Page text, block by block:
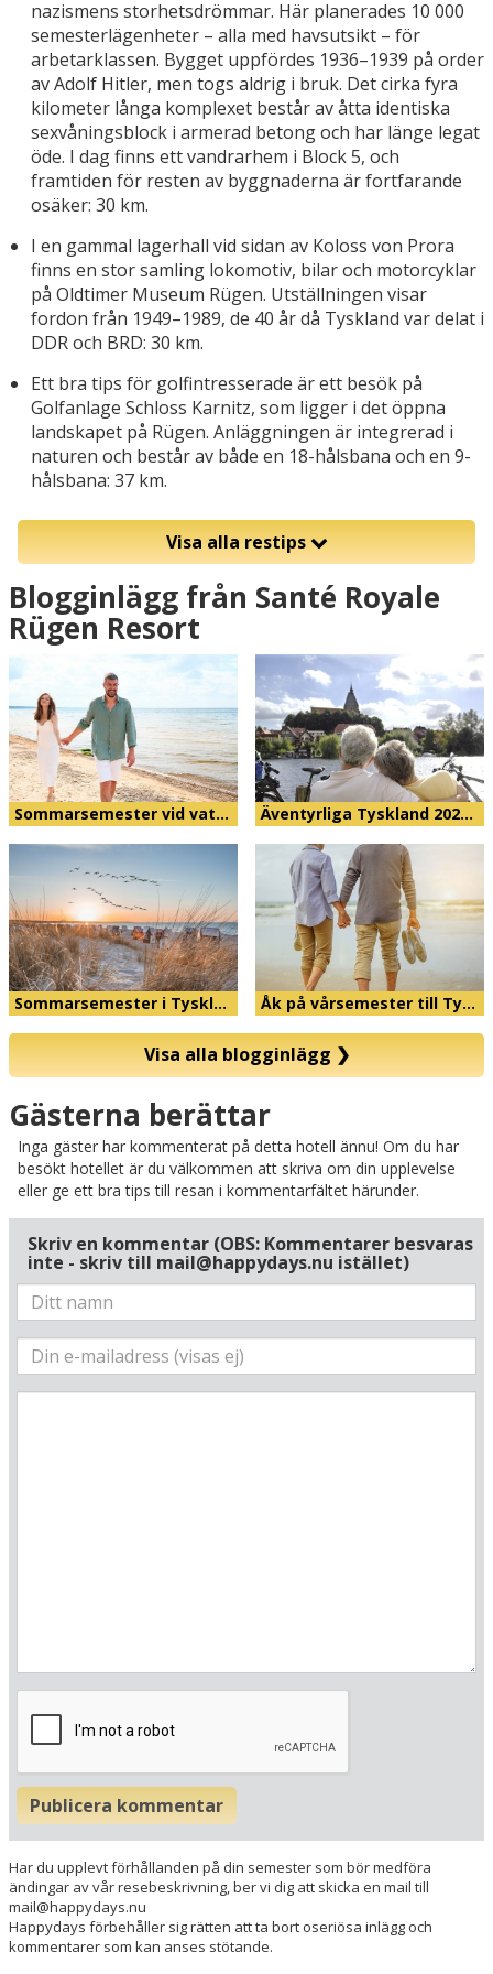
nazismens storhetsdrömmar. Här planerades 10 000
semesterlägenheter – alla med havsutsikt – för
arbetarklassen. Bygget uppfördes 1936–1939 på order
av Adolf Hitler, men togs aldrig i bruk. Det cirka fyra
kilometer långa komplexet består av åtta identiska
sexvåningsblock i armerad betong och har länge legat
öde. I dag finns ett vandrarhem i Block 5, och
framtiden för resten av byggnaderna är fortfarande
osäker: 30 km.
I en gammal lagerhall vid sidan av Koloss von Prora
finns en stor samling lokomotiv, bilar och motorcyklar
på Oldtimer Museum Rügen. Utställningen visar
fordon från 1949–1989, de 40 år då Tyskland var delat i
DDR och BRD: 30 km.
Ett bra tips för golfintresserade är ett besök på
Golfanlage Schloss Karnitz, som ligger i det öppna
landskapet på Rügen. Anläggningen är integrerad i
naturen och består av både en 18-hålsbana och en 9-
hålsbana: 37 km.
Visa alla restips
Blogginlägg från Santé Royale
Rügen Resort
Sommarsemester vid vat… Äventyrliga Tyskland 202…
Sommarsemester i Tyskl… Åk på vårsemester till Ty…
Visa alla blogginlägg❯
Karta
Visa alla Happydays hotell i Tyskland
Flygplatser
Museer
Radie runt hotellet:
Hitta vägen till hotellet
Gästerna berättar
Inga gäster har kommenterat på detta hotell ännu! Om du har
besökt hotellet är du välkommen att skriva om din upplevelse
eller ge ett bra tips till resan i kommentarfältet härunder.
Skriv en kommentar (OBS: Kommentarer besvaras
inte - skriv till mail@happydays.nu istället)
Publicera kommentar
Har du upplevt förhållanden på din semester som bör medföra
ändingar av vår resebeskrivning, ber vi dig att skicka en mail till
mail@happydays.nu
Happydays förbehåller sig rätten att ta bort oseriösa inlägg och
kommentarer som kan anses stötande.